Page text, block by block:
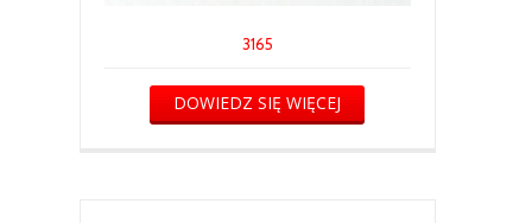
3165
DOWIEDZ SIĘ WIĘCEJ